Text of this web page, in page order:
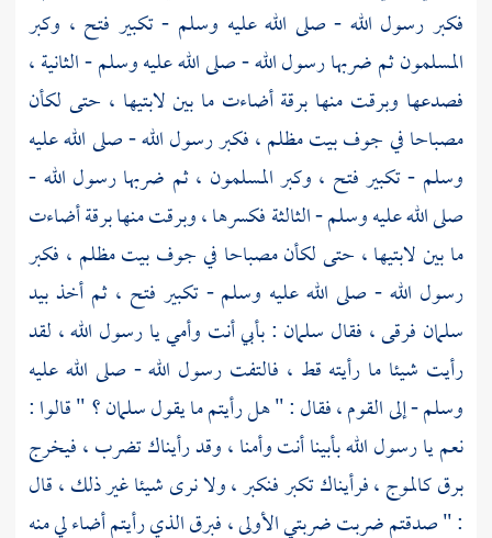
فكبر رسول الله - صلى الله عليه وسلم - تكبير فتح ، وكبر
المسلمون ثم ضربها رسول الله - صلى الله عليه وسلم - الثانية ،
فصدعها وبرقت منها برقة أضاءت ما بين لابتيها ، حتى لكأن
مصباحا في جوف بيت مظلم ، فكبر رسول الله - صلى الله عليه
وسلم - تكبير فتح ، وكبر المسلمون ، ثم ضربها رسول الله -
صلى الله عليه وسلم - الثالثة فكسرها ، وبرقت منها برقة أضاءت
ما بين لابتيها ، حتى لكأن مصباحا في جوف بيت مظلم ، فكبر
رسول الله - صلى الله عليه وسلم - تكبير فتح ، ثم أخذ بيد
سلمان فرقى ، فقال سلمان : بأبي أنت وأمي يا رسول الله ، لقد
رأيت شيئا ما رأيته قط ، فالتفت رسول الله - صلى الله عليه
وسلم - إلى القوم ، فقال : " هل رأيتم ما يقولسلمان ؟" قالوا :
نعم يا رسول الله بأبينا أنت وأمنا ، وقد رأيناك تضرب ، فيخرج
برق كالموج ، فرأيناك تكبر فنكبر ، ولا نرى شيئا غير ذلك ، قال
: " صدقتم ضربت ضربتي الأولى ، فبرق الذي رأيتم أضاء لي منه